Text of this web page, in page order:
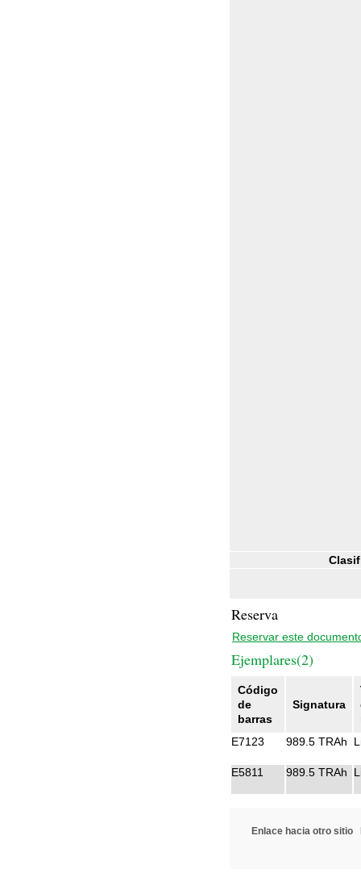
Reserva
Reservar este
Ejemplares(2)
Código
de
barras
Signatura
E7123
989.5 TRAh
E5811 989.5 TRAh
Enlace hacia otro sitio